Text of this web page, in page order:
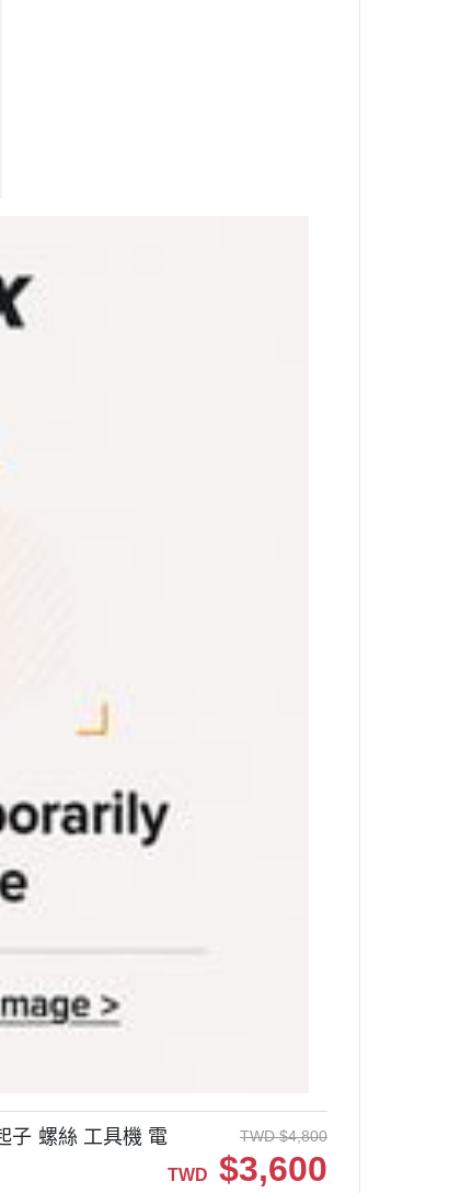
子 螺絲 工具機 電
TWD $4,800
TWD $3,600